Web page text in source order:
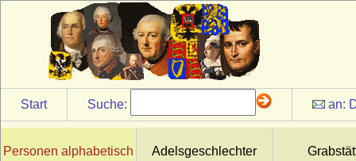
Start Suche: an:
Personen alphabetisch Adelsgeschlechter
Vittorio Emanuele I. von Savoyen (Viktor
Emanuel I. von Sardinien-Piemont)
* 24.07.1759; + 10.01.1824
Vittorio Emanuele II. von Savoyen (Viktor
Emanuel II.)
Vittorio Emanuele III. di Savoia (Viktor
Emanuel III. von Savoyen)